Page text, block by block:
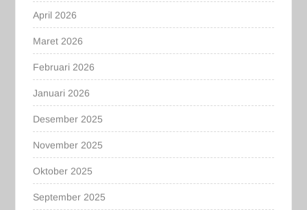
April 2026
Maret 2026
Februari 2026
Januari 2026
Desember 2025
November 2025
Oktober 2025
September 2025